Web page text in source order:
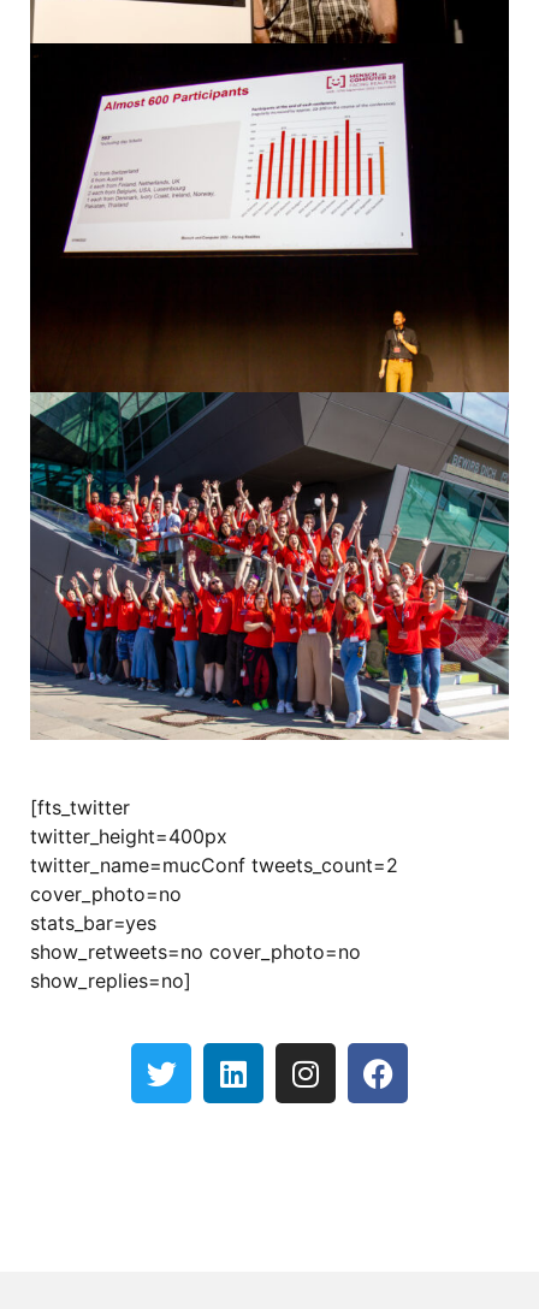
[fts_twitter
twitter_height=400px
twitter_name=mucConf tweets_count=2
cover_photo=no
stats_bar=yes
show_retweets=no cover_photo=no
show_replies=no]